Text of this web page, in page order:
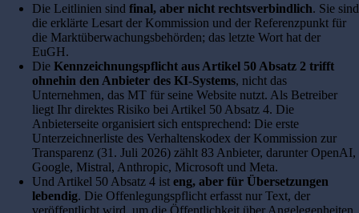
Die Leitlinien sind final, aber nicht rechtsverbindlich. Sie sind
die erklärte Lesart der Kommission und der Referenzpunkt für
die Marktüberwachungsbehörden; das letzte Wort hat der
EuGH.
Die Kennzeichnungspflicht aus Artikel 50 Absatz 2 trifft
ohnehin den Anbieter des KI-Systems, nicht das
Unternehmen, das MT für seine Website nutzt. Als Betreiber
liegt Ihr direktes Risiko bei Artikel 50 Absatz 4. Die
Anbieterseite organisiert sich entsprechend: Die erste
Unterzeichnerliste des Verhaltenskodex der Kommission zur
Transparenz (31. Juli 2026) zählt 83 Anbieter, darunter OpenAI,
Google, Mistral, Anthropic, Microsoft und Meta.
Und Artikel 50 Absatz 4 ist eng, aber für Übersetzungen
lebendig. Die Offenlegungspflicht erfasst nur Text, der
veröffentlicht wird, um die Öffentlichkeit über Angelegenheiten